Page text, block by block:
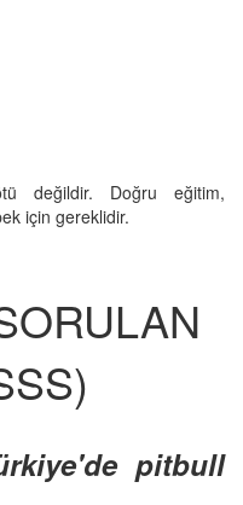
değildir. Doğru eğitim,
için gereklidir.
pitbull